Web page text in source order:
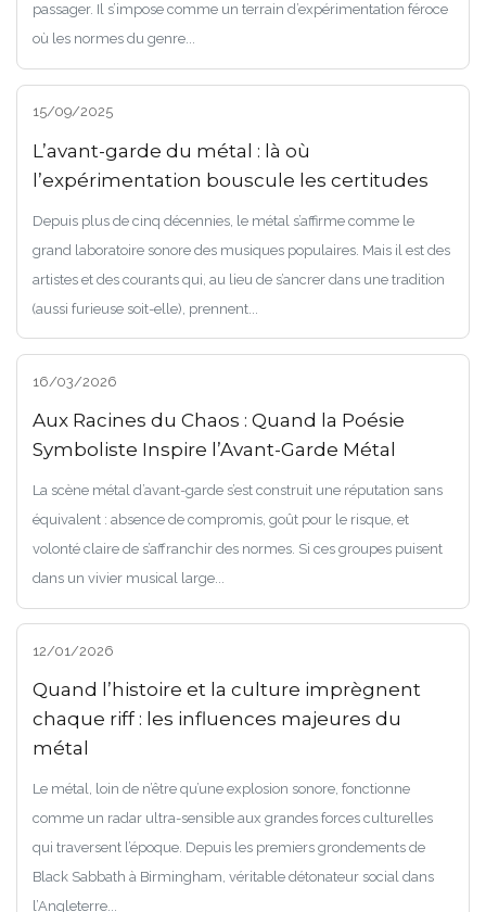
passager. Il s’impose comme un terrain d’expérimentation féroce
où les normes du genre...
15/09/2025
L’avant-garde du métal : là où
l’expérimentation bouscule les certitudes
Depuis plus de cinq décennies, le métal s’affirme comme le
grand laboratoire sonore des musiques populaires. Mais il est des
artistes et des courants qui, au lieu de s’ancrer dans une tradition
(aussi furieuse soit-elle), prennent...
16/03/2026
Aux Racines du Chaos : Quand la Poésie
Symboliste Inspire l’Avant-Garde Métal
La scène métal d’avant-garde s’est construit une réputation sans
équivalent : absence de compromis, goût pour le risque, et
volonté claire de s’affranchir des normes. Si ces groupes puisent
dans un vivier musical large...
12/01/2026
Quand l’histoire et la culture imprègnent
chaque riff : les influences majeures du
métal
Le métal, loin de n’être qu’une explosion sonore, fonctionne
comme un radar ultra-sensible aux grandes forces culturelles
qui traversent l’époque. Depuis les premiers grondements de
Black Sabbath à Birmingham, véritable détonateur social dans
l’Angleterre...